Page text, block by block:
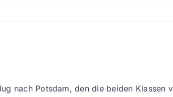
nach Potsdam, den die beiden Klassen